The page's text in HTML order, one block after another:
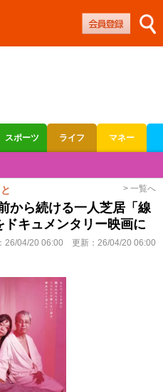
スポーツ ライフ マネー
> 一覧へ
から続ける一人芝居「線
キュメンタリー映画に
26/04/20 06:00 更新： 26/04/20 06:00